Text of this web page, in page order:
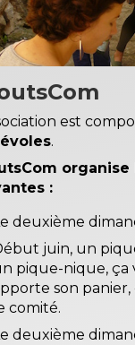
est
.
:
deuxième
juin, un
pique-nique, ça
son
comité.
deuxième